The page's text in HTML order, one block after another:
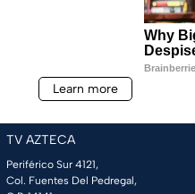
TV AZTECA
Periférico Sur 4121,
Col. Fuentes Del Pedregal,